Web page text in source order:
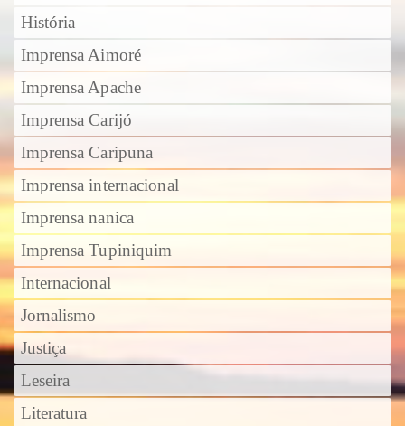
História
Imprensa Aimoré
Imprensa Apache
Imprensa Carijó
Imprensa Caripuna
Imprensa internacional
Imprensa nanica
Imprensa Tupiniquim
Internacional
Jornalismo
Justiça
Leseira
Literatura